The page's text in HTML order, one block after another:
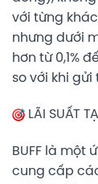
với từng
nhưng dưới
hơn từ 0,1%
so với khi gửi
LÃI SUẤT
BUFF là một
cung cấp